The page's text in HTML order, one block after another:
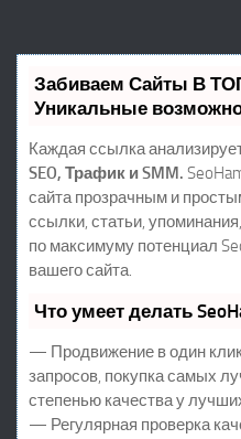
Забиваем Сайты В
Уникальные
Каждая ссылка
SEO, Трафик и SMM.
сайта прозрачным и
ссылки, статьи,
по максимуму потенциал
вашего сайта.
Что умеет делать
— Продвижение в один
запросов, покупка самых
степенью качества у
— Регулярная проверка